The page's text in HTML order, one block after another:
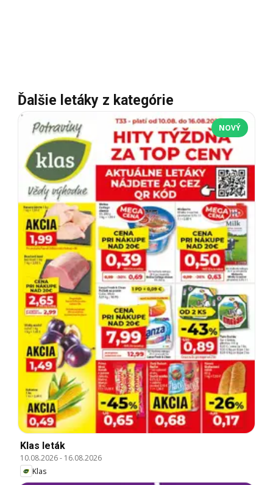
Ďalšie letáky z kategórie
NOVÝ
Klas leták
10.08.2026- 16.08.2026
Klas